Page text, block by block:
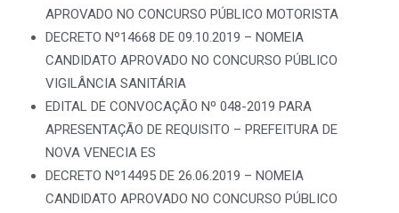
APROVADO NO CONCURSO PÚBLICO MOTORISTA
DECRETO Nº14668 DE 09.10.2019 – NOMEIA
CANDIDATO APROVADO NO CONCURSO PÚBLICO
VIGILÂNCIA SANITÁRIA
EDITAL DE CONVOCAÇÃO Nº 048-2019 PARA
APRESENTAÇÃO DE REQUISITO – PREFEITURA DE
NOVA VENECIA ES
DECRETO Nº14495 DE 26.06.2019 – NOMEIA
CANDIDATO APROVADO NO CONCURSO PÚBLICO